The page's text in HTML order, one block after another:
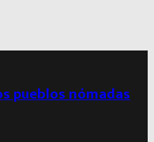
pueblos nómadas